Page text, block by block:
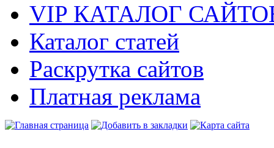
VIP КАТАЛОГ
Каталог статей
Раскрутка сайтов
Платная реклама